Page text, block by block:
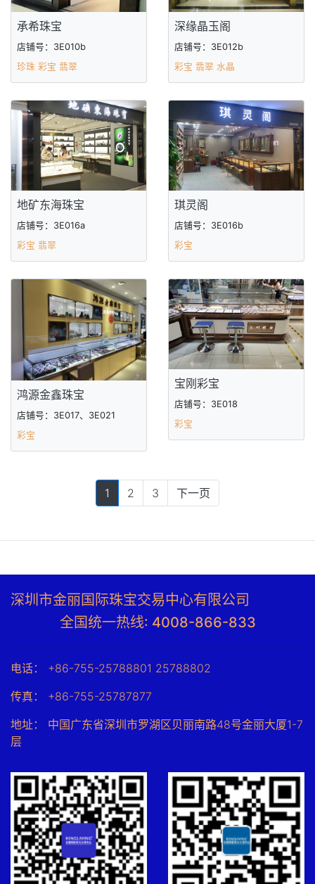
承希珠宝
店铺号：3E010b
珍珠 彩宝 翡翠
深缘晶玉阁
店铺号：3E012b
彩宝 翡翠 水晶
地矿东海珠宝
店铺号：3E016a
彩宝 翡翠
琪灵阁
店铺号：3E016b
彩宝
鸿源金鑫珠宝
店铺号：3E017、3E021
彩宝
宝刚彩宝
店铺号：3E018
彩宝
1 2 3 下一页
深圳市金丽国际珠宝交易中心有限公司
全国统一热线: 4008-866-833
电话： +86-755-25788801 25788802
传真： +86-755-25787877
地址： 中国广东省深圳市罗湖区贝丽南路48号金丽大厦1-7
层